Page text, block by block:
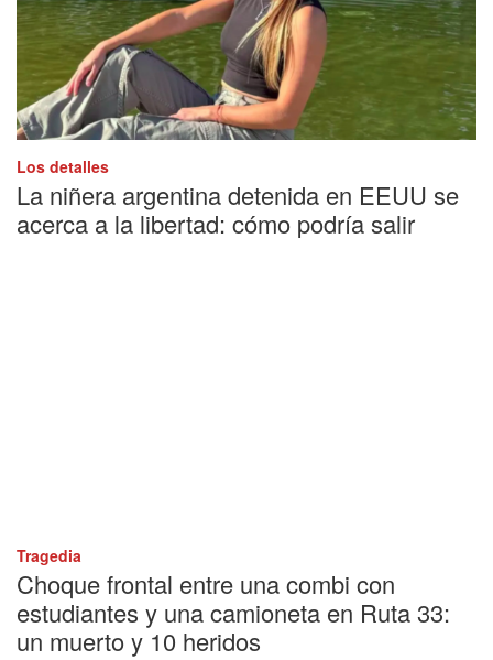
Los detalles
La niñera argentina detenida en EEUU se
acerca a la libertad: cómo podría salir
Tragedia
Choque frontal entre una combi con
estudiantes y una camioneta en Ruta 33:
un muerto y 10 heridos